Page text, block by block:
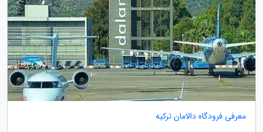
معرفی فرودگاه دالامان ترکیه